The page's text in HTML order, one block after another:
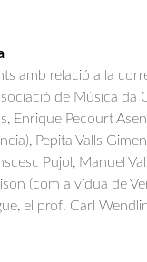
amb relació a la
de Música da
Enrique Pecourt
Pepita Valls
Pujol, Manuel
(com a vídua de
el prof. Carl